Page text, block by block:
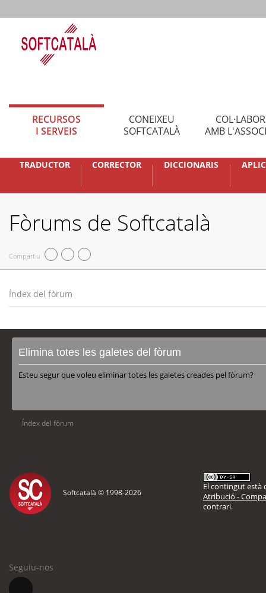
RECURSOS
I SERVEIS
CONEIXEU
SOFTCATALÀ
AMB
TRADUCTOR CORRECTOR DICCIONARIS
Fòrums de Softcatalà
Compartiu
Índex del fòrum
Elimina totes les galetes del fòrum
Esteu segur que voleu eliminar totes les galetes creades pel fòrum?
Índex del fòrum
Softcatalà © 1998-2026
El contingut està
Atribució -
contrari.
Seguiu-nos